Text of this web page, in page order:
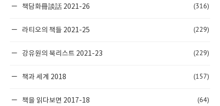
책담화冊談話 2021-26 (316)
라티오의 책들 2021-25 (229)
강유원의 북리스트 2021-23 (229)
책과 세계 2018 (157)
책을 읽다보면 2017-18 (64)